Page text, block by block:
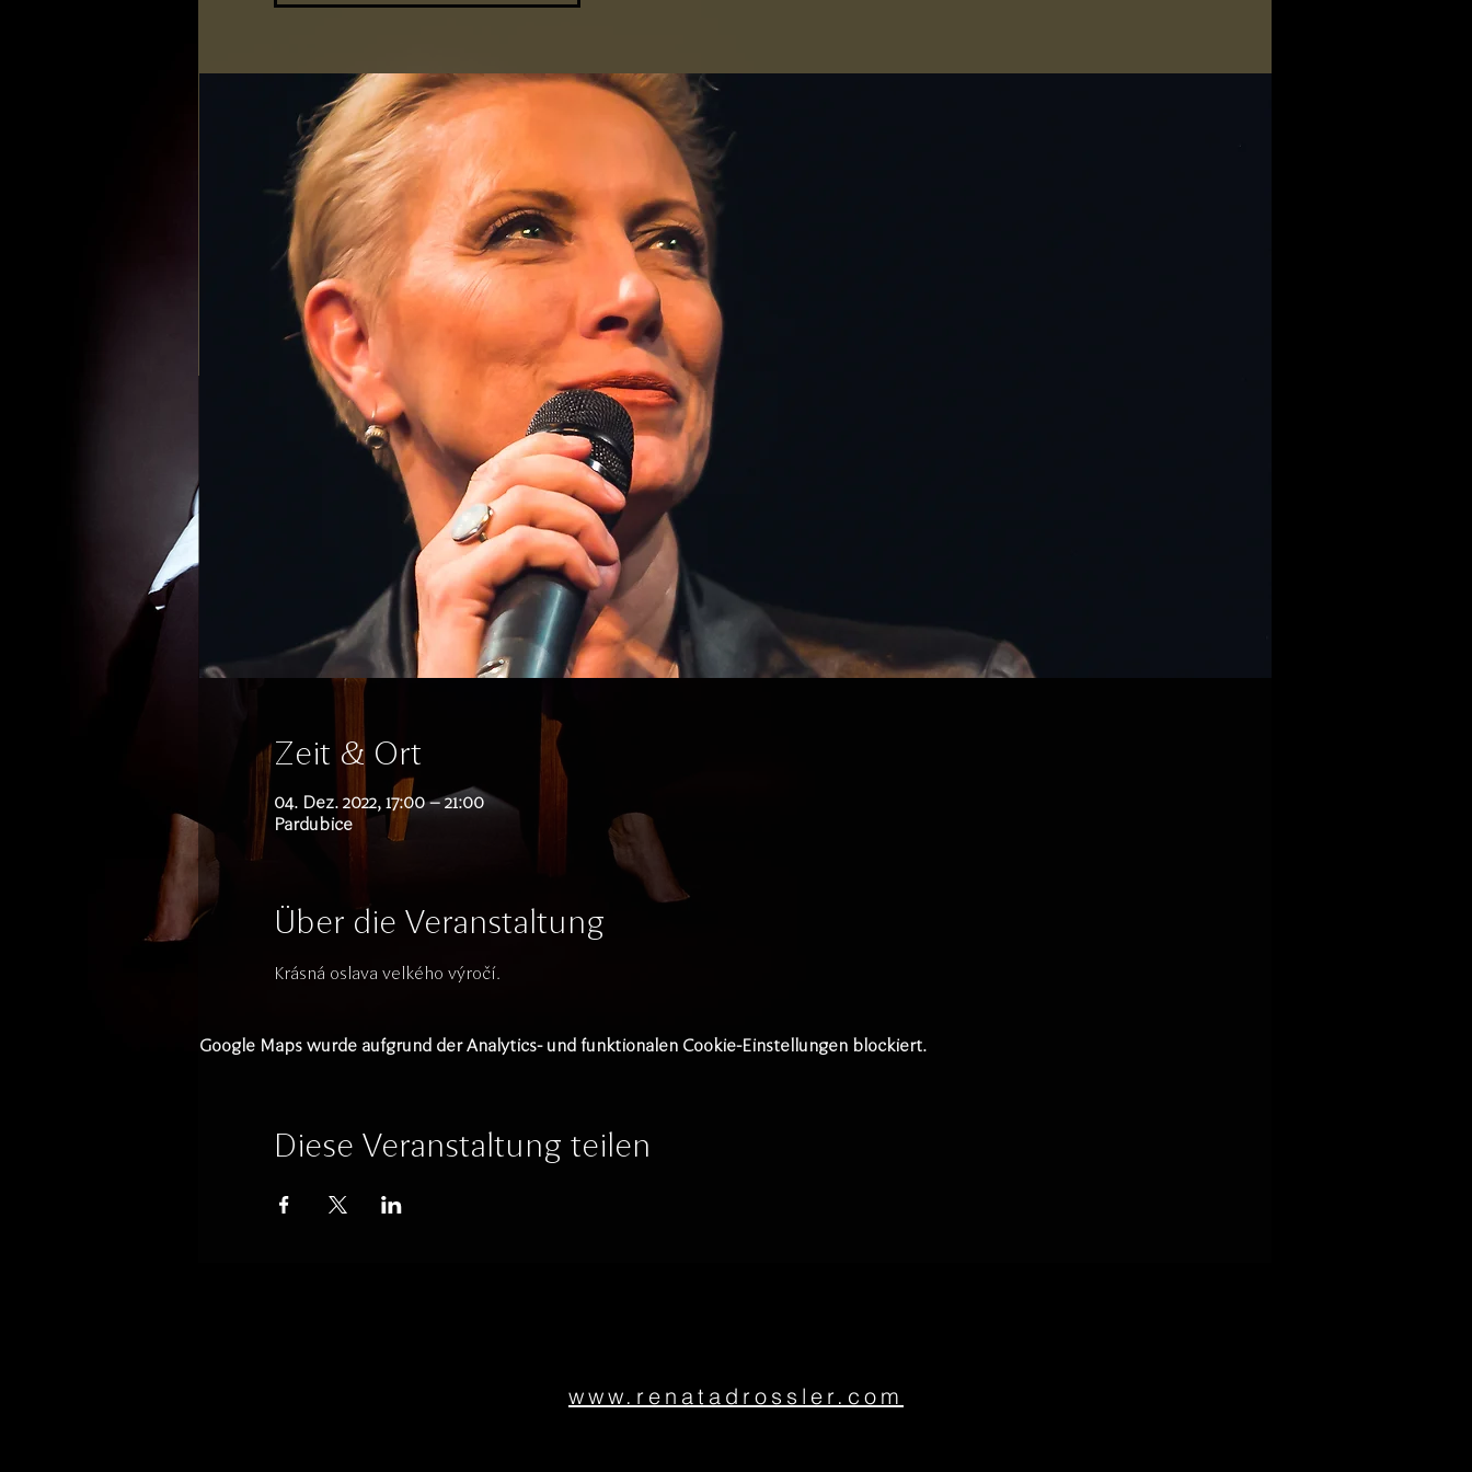
Zeit & Ort
04. Dez. 2022, 17:00 – 21:00
Pardubice
Über die Veranstaltung
Krásná oslava velkého výročí.
Google Maps wurde aufgrund der Analytics- und funktionalen Cookie-Einstellungen blockiert.
Diese Veranstaltung teilen
www.renatadrossler.com